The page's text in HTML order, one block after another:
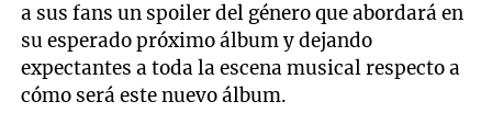
a sus fans un spoiler del género que abordará en
su esperado próximo álbum y dejando
expectantes a toda la escena musical respecto a
cómo será este nuevo álbum.